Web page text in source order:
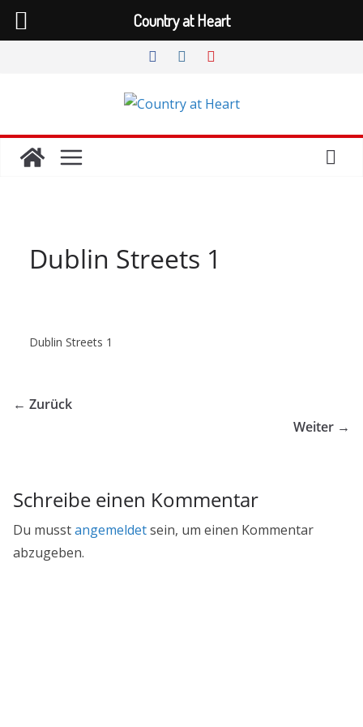
Dublin Streets 1
Dublin Streets 1
← Zurück
Weiter →
Schreibe einen Kommentar
Du musstangemeldetsein, um einen Kommentar
abzugeben.
Country at Heart